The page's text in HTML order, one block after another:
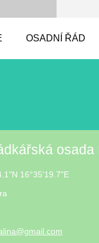
OSADNÍ ŘÁD
osada
16°35'19.7"E
ina@gmail.com